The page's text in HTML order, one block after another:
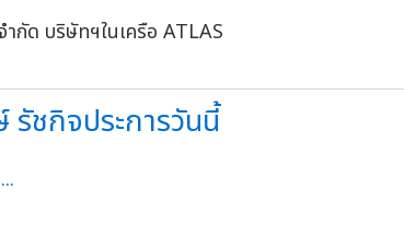
กัด บริษัทฯในเครือ ATLAS
ชกิจประการวันนี้